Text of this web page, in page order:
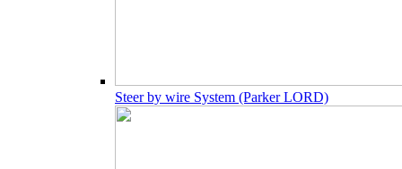
Steer by wire System (Parker LORD)